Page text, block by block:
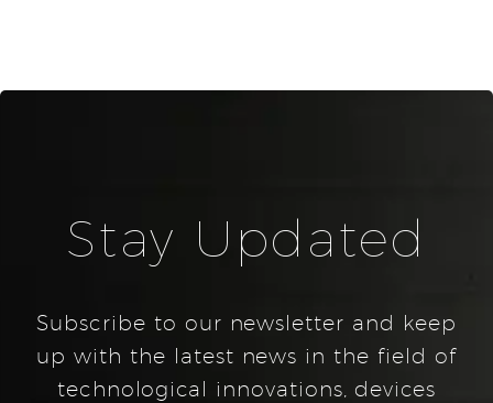
Stay Updated
Subscribe to our newsletter and keep
up with the latest news in the field of
technological innovations, devices